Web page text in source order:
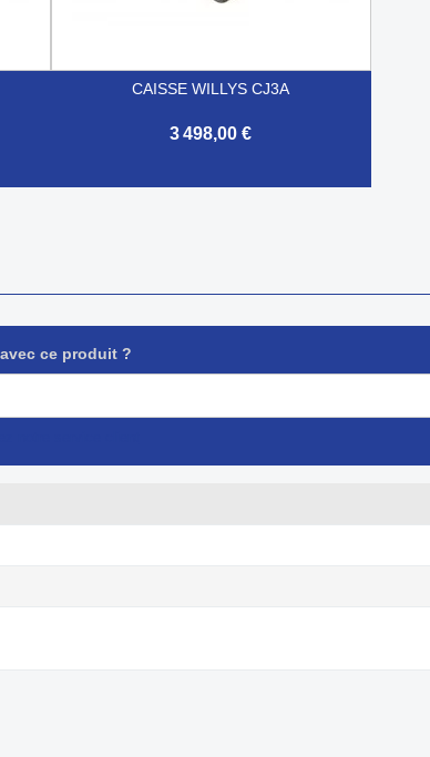
CAISSE WILLYS CJ3A
3 498,00 €
ce produit ?